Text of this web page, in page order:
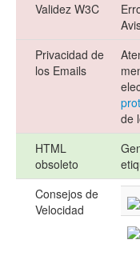
Validez W3C
Privacidad de
los Emails
de
HTML
obsoleto
Consejos de
Velocidad